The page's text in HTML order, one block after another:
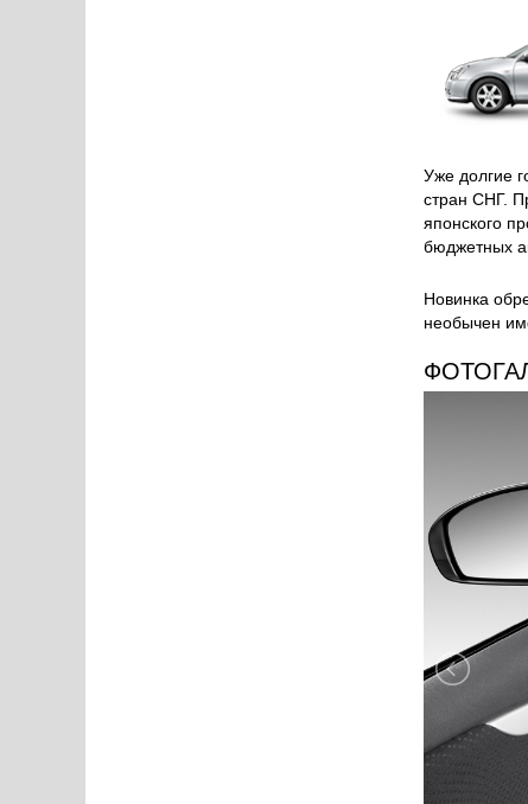
Уже долгие
стран СНГ.
японского
бюджетных
Новинка
необычен